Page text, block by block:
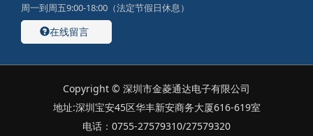
周一到周五9:00-18:00（法定节假日休息）
在线留言
Copyright © 深圳市金菱通达电子有限公司
地址:深圳宝安45区华丰新安商务大厦616-619室
电话：0755-27579310/27579320